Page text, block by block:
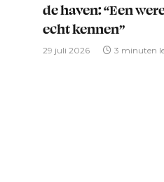
de haven: “Een
echt kennen”
29 juli 2026 3 minuten